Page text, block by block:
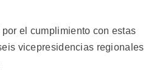
el cumplimiento con estas
vicepresidencias regionales